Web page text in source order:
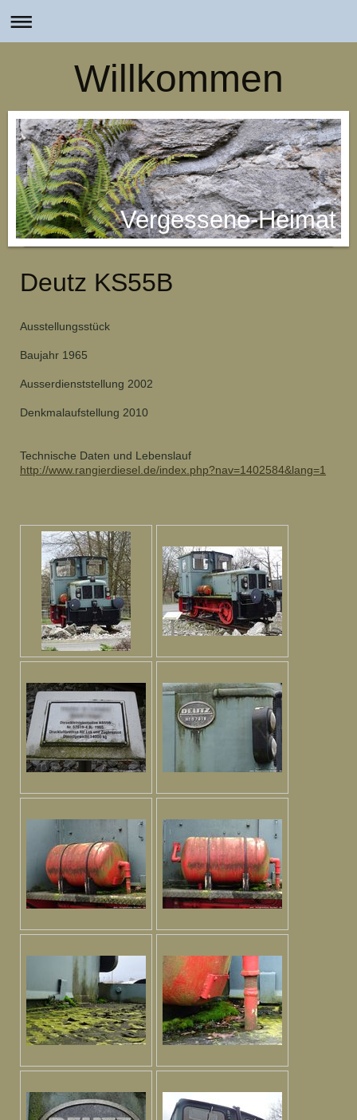
Willkommen
Vergessene-Heimat
Deutz KS55B
Ausstellungsstück
Baujahr 1965
Ausserdienststellung 2002
Denkmalaufstellung 2010
Technische Daten und Lebenslauf
http://www.rangierdiesel.de/index.php?nav=1402584&lang=1